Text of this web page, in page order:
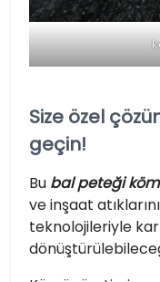
Size özel
geçin!
Bu bal peteği
ve inşaat
teknolojileriyle